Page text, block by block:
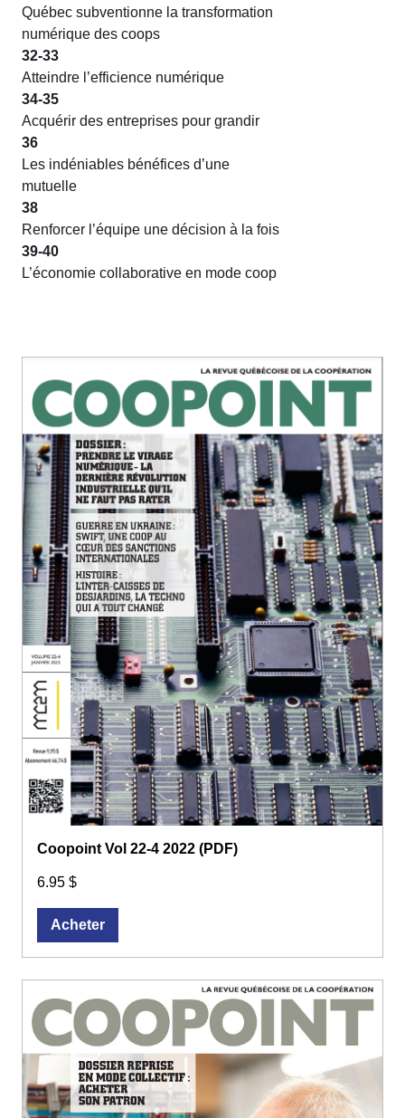
Québec subventionne la transformation
numérique des coops
32-33
Atteindre l’efficience numérique
34-35
Acquérir des entreprises pour grandir
36
Les indéniables bénéfices d’une
mutuelle
38
Renforcer l’équipe une décision à la fois
39-40
L’économie collaborative en mode coop
Coopoint Vol 22-4 2022 (PDF)
6.95 $
Acheter